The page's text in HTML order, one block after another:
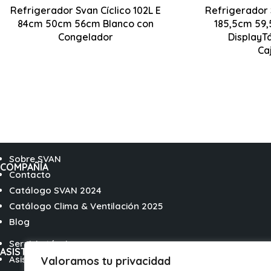
Valoramos tu privacidad
Refrigerador Svan Cíclico 102L E
84cm 50cm 56cm Blanco con
Congelador
Iluminación LED 840 x 500 x 560 mm
Refrigerador
185,5cm
COMPAÑÍA
Sobre SVAN
Contacto
Catálogo SVAN 2024
Catálogo Clima & Ventilación 2025
Blog
ASISTENCIA TÉCNICA
Servicio técnico
Asistencia Técnica / FAQs